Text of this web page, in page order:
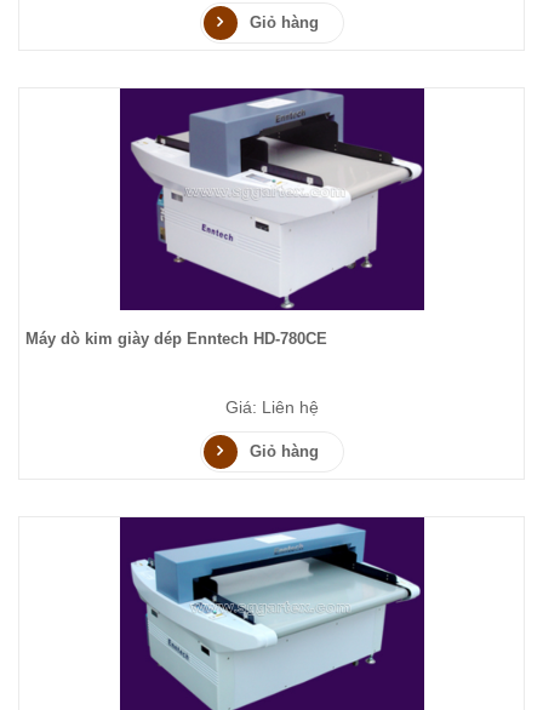
Giỏ hàng
Máy dò kim giày dép Enntech HD-780CE
Giá: Liên hệ
Giỏ hàng